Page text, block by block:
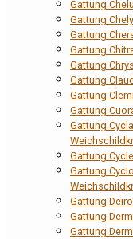
Gattung
Gattung
Gattung
Gattung
Gattung
Gattung
Gattung
Gattung
Gattung
Gattung
Gattung
Gattung
Gattung
Gattung